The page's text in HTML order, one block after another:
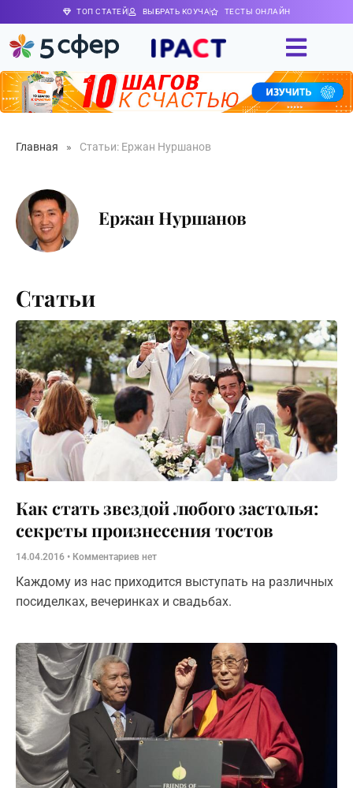
ТОП СТАТЕЙ ВЫБРАТЬ КОУЧА ТЕСТЫ ОНЛАЙН
Главная » Статьи: Ержан Нуршанов
Ержан Нуршанов
Статьи
Как стать звездой любого застолья:
секреты произнесения тостов
14.04.2016 Комментариев нет
Каждому из нас приходится выступать на различных
посиделках, вечеринках и свадьбах.